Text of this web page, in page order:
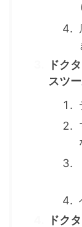
ドク
スツ
ドク